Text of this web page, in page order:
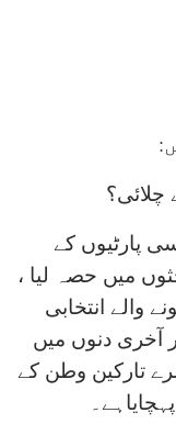
چلائی؟
پارٹیوں کے
میں حصہ لیا ،
والے انتخابی
آخری دنوں میں
تارکین وطن کے